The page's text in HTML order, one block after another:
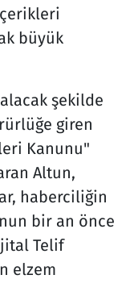
büyük
şekilde
giren
Kanunu"
Altun,
haberciliğin
bir an önce
Telif
elzem